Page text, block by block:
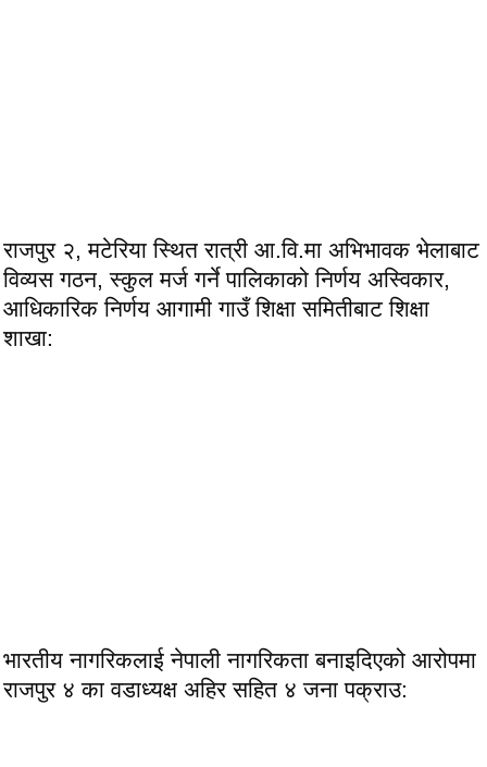
राजपुर २, मटेरिया स्थित रात्री आ.वि.मा अभिभावक भेलाबाट
विव्यस गठन, स्कुल मर्ज गर्ने पालिकाको निर्णय अस्विकार,
आधिकारिक निर्णय आगामी गाउँ शिक्षा समितीबाट शिक्षा
शाखा:
भारतीय नागरिकलाई नेपाली नागरिकता बनाइदिएको आरोपमा
राजपुर ४ का वडाध्यक्ष अहिर सहित ४ जना पक्राउ: